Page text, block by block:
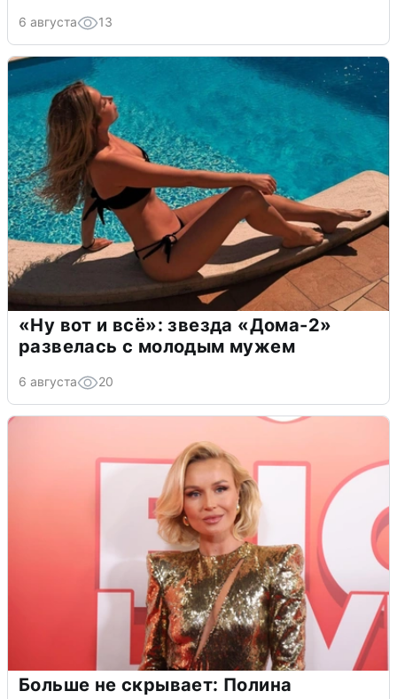
6 августа 13
«Ну вот и всё»: звезда «Дома-2»
развелась с молодым мужем
6 августа 20
Больше не скрывает: Полина